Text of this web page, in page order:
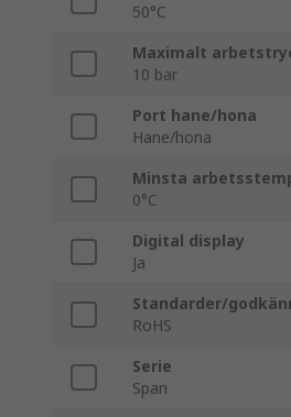
50°C
Maximalt
10 bar
Port hane/hona
Hane/hona
Minsta
0°C
Digital display
Ja
Standarder/
RoHS
Serie
Span